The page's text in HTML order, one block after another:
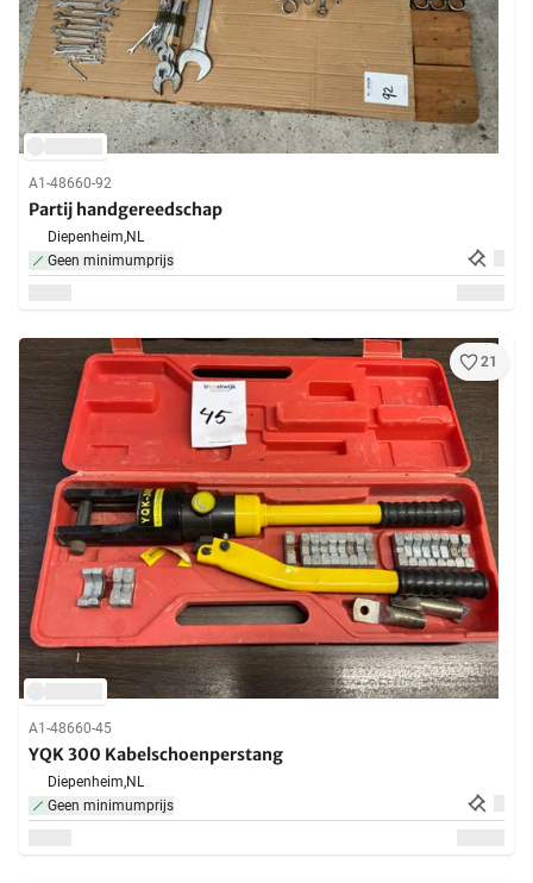
A1-48660-92
Partij handgereedschap
Diepenheim,NL
Geen minimumprijs
21
A1-48660-45
YQK 300 Kabelschoenperstang
Diepenheim,NL
Geen minimumprijs